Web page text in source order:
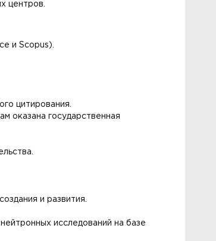
центров.
и Scopus).
цитирования.
оказана государственная
и развития.
исследований на базе